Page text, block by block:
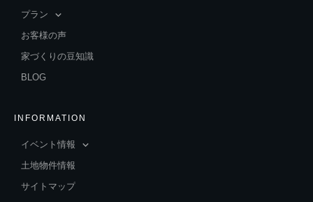
プラン
お客様の声
家づくりの豆知識
BLOG
INFORMATION
イベント情報
土地物件情報
サイトマップ